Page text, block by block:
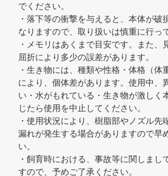
でください。
・落下等の衝撃を与えると、本体が破
なりますので、取り扱いは慎重に行っ
・メモリはあくまで目安です。また、
屈折により多少の誤差があります。
・生き物には、種類や性格・体格（体
により、個体差があります。使用中、
い・水がもれている・生き物が激しく
じたら使用を中止してください。
・使用状況により、樹脂部やノズル先
漏れが発生する場合がありますので早
い。
・飼育時における、事故等に関しまし
すので、予めご了承ください。